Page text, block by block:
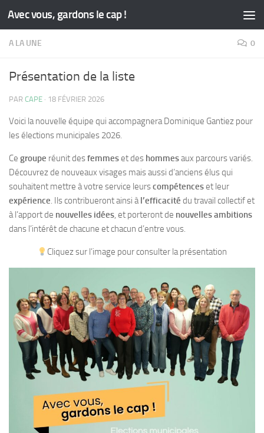
Skip to content
Avec vous, gardons le cap !
A LA UNE 0
Présentation de la liste
PAR CAPE · 18 FÉVRIER 2026
Voici la nouvelle équipe qui accompagnera Dominique Gantiez pour
les élections municipales 2026.
Ce groupe réunit desfemmeset des hommesaux parcours variés.
Découvrez de nouveaux visages mais aussi d’anciens élus qui
souhaitent mettre à votre service leurscompétenceset leur
expérience. Ils contribueront ainsi àl’efficacité du travail collectif et
à l’apport de nouvelles idées, et porteront de nouvelles ambitions
dans l’intérêt de chacune et chacun d’entre vous.
Cliquez sur l’image pour consulter la présentation